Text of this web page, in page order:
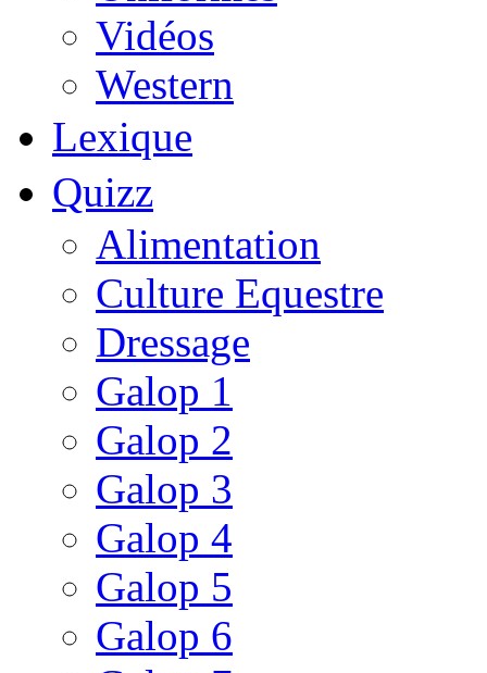
Vidéos
Western
Lexique
Quizz
Alimentation
Culture Equestre
Dressage
Galop 1
Galop 2
Galop 3
Galop 4
Galop 5
Galop 6